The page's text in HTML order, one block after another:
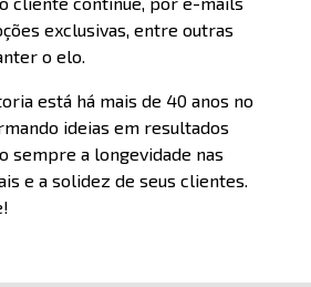
exclusivas, entre outras
o elo.
está há mais de 40 anos no
ideias em resultados
sempre a longevidade nas
e a solidez de seus clientes.